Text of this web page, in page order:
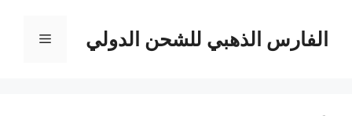
المحتوىالفارس الذهبي للشحن الدولي القائمة